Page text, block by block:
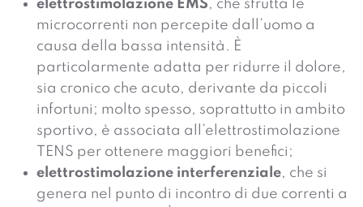
elettrostimolazione EMS, che sfrutta le
microcorrenti non percepite dall’uomo a
causa della bassa intensità. È
particolarmente adatta per ridurre il dolore,
sia cronico che acuto, derivante da piccoli
infortuni; molto spesso, soprattutto in ambito
sportivo, è associata all’elettrostimolazione
TENS per ottenere maggiori benefici;
elettrostimolazione interferenziale, che si
genera nel punto di incontro di due correnti a